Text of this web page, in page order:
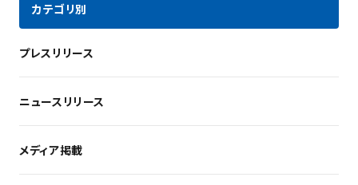
カテゴリ別
プレスリリース
ニュースリリース
メディア掲載